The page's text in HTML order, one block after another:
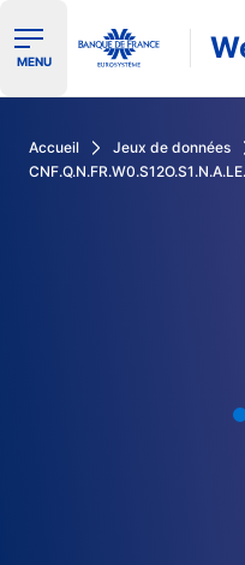
Ouvrir le menu de
MENU
Accueil Jeux de données